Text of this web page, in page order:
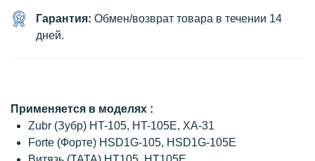
Гарантия: Обмен/возврат товара в течении 14
дней.
Применяется в моделях :
Zubr (Зубр) HT-105, HT-105E, ХА-31
Forte (Форте) HSD1G-105, HSD1G-105E